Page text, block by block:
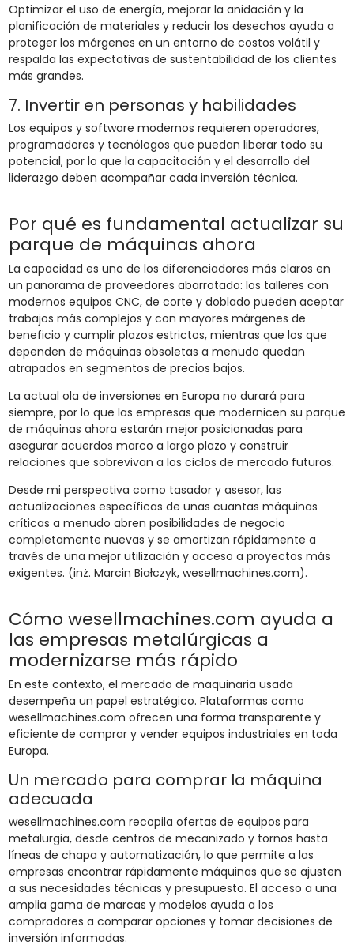
Optimizar el uso de energía, mejorar la anidación y la
planificación de materiales y reducir los desechos ayuda a
proteger los márgenes en un entorno de costos volátil y
respalda las expectativas de sustentabilidad de los clientes
más grandes.
7. Invertir en personas y habilidades
Los equipos y software modernos requieren operadores,
programadores y tecnólogos que puedan liberar todo su
potencial, por lo que la capacitación y el desarrollo del
liderazgo deben acompañar cada inversión técnica.
Por qué es fundamental actualizar su
parque de máquinas ahora
La capacidad es uno de los diferenciadores más claros en
un panorama de proveedores abarrotado: los talleres con
modernos equipos CNC, de corte y doblado pueden aceptar
trabajos más complejos y con mayores márgenes de
beneficio y cumplir plazos estrictos, mientras que los que
dependen de máquinas obsoletas a menudo quedan
atrapados en segmentos de precios bajos.
La actual ola de inversiones en Europa no durará para
siempre, por lo que las empresas que modernicen su parque
de máquinas ahora estarán mejor posicionadas para
asegurar acuerdos marco a largo plazo y construir
relaciones que sobrevivan a los ciclos de mercado futuros.
Desde mi perspectiva como tasador y asesor, las
actualizaciones específicas de unas cuantas máquinas
críticas a menudo abren posibilidades de negocio
completamente nuevas y se amortizan rápidamente a
través de una mejor utilización y acceso a proyectos más
exigentes. (inż. Marcin Białczyk, wesellmachines.com).
Cómo wesellmachines.com ayuda a
las empresas metalúrgicas a
modernizarse más rápido
En este contexto, el mercado de maquinaria usada
desempeña un papel estratégico. Plataformas como
wesellmachines.com ofrecen una forma transparente y
eficiente de comprar y vender equipos industriales en toda
Europa.
Un mercado para comprar la máquina
adecuada
wesellmachines.com recopila ofertas de equipos para
metalurgia, desde centros de mecanizado y tornos hasta
líneas de chapa y automatización, lo que permite a las
empresas encontrar rápidamente máquinas que se ajusten
a sus necesidades técnicas y presupuesto. El acceso a una
amplia gama de marcas y modelos ayuda a los
compradores a comparar opciones y tomar decisiones de
inversión informadas.